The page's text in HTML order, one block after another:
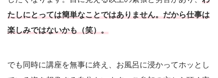
たしにとっては簡単なことではありません。だから仕事は
楽しみではないかも（笑）。
でも同時に講座を無事に終え、お風呂に浸かってホッとし